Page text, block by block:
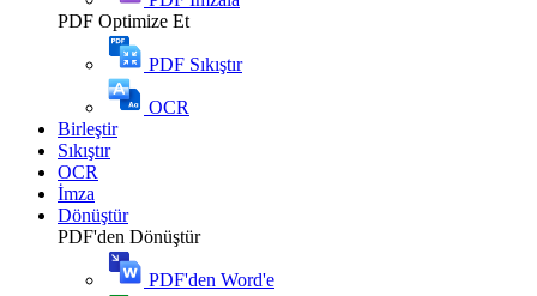
PDF Optimize Et
PDF Sıkıştır
OCR
Birleştir
Sıkıştır
OCR
İmza
Dönüştür
PDF'den Dönüştür
PDF'den Word'e